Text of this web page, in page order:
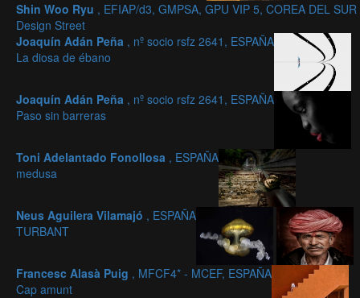
Shin Woo Ryu , EFIAP/d3, GMPSA, GPU VIP 5, COREA DEL SUR
Design Street
Joaquín Adán Peña , nº socio rsfz 2641, ESPAÑA
La diosa de ébano
Joaquín Adán Peña , nº socio rsfz 2641, ESPAÑA
Paso sin barreras
Toni Adelantado Fonollosa , ESPAÑA
medusa
Neus Aguilera Vilamajó , ESPAÑA
TURBANT
Francesc Alasà Puig , MFCF4* - MCEF, ESPAÑA
Cap amunt